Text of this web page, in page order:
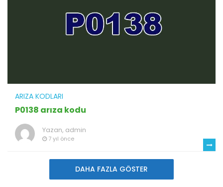
ARIZA KODLARI
P0138 arıza kodu
Yazan, admin
7 yıl önce
DAHA FAZLA GÖSTER